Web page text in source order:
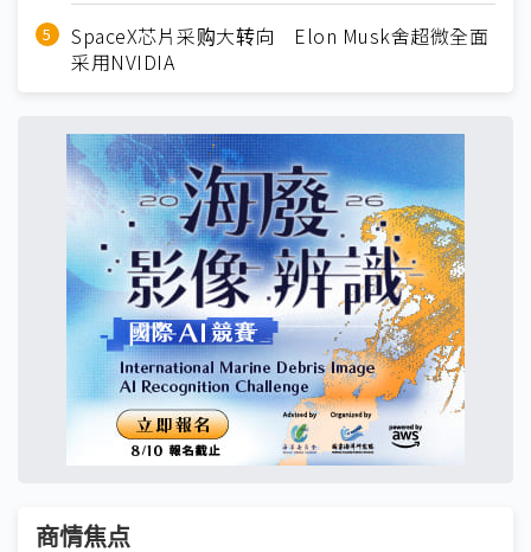
SpaceX芯片采购大转向 Elon Musk舍超微全面
采用NVIDIA
商情焦点